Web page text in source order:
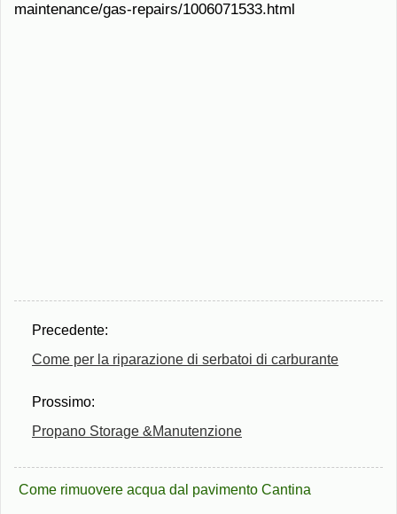
maintenance/gas-repairs/1006071533.html
Precedente:
Come per la riparazione di serbatoi di carburante
Prossimo:
Propano Storage &Manutenzione
Come rimuovere acqua dal pavimento Cantina